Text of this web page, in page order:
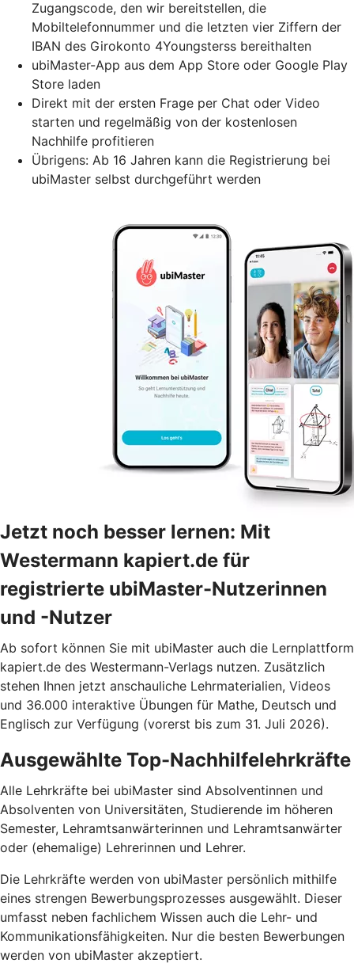
Zugangscode, den wir bereitstellen, die
Mobiltelefonnummer und die letzten vier Ziffern der
IBAN des Girokonto 4Youngsterss bereithalten
ubiMaster-App aus dem App Store oder Google Play
Store laden
Direkt mit der ersten Frage per Chat oder Video
starten und regelmäßig von der kostenlosen
Nachhilfe profitieren
Übrigens: Ab 16 Jahren kann die Registrierung bei
ubiMaster selbst durchgeführt werden
Jetzt noch besser lernen: Mit
Westermann kapiert.de für
registrierte ubiMaster-Nutzerinnen
und -Nutzer
Ab sofort können Sie mit ubiMaster auch die Lernplattform
kapiert.de des Westermann-Verlags nutzen. Zusätzlich
stehen Ihnen jetzt anschauliche Lehrmaterialien, Videos
und 36.000 interaktive Übungen für Mathe, Deutsch und
Englisch zur Verfügung (vorerst bis zum 31. Juli 2026).
Ausgewählte Top-Nachhilfelehrkräfte
Alle Lehrkräfte bei ubiMaster sind Absolventinnen und
Absolventen von Universitäten, Studierende im höheren
Semester, Lehramtsanwärterinnen und Lehramtsanwärter
oder (ehemalige) Lehrerinnen und Lehrer.
Die Lehrkräfte werden von ubiMaster persönlich mithilfe
eines strengen Bewerbungsprozesses ausgewählt. Dieser
umfasst neben fachlichem Wissen auch die Lehr- und
Kommunikationsfähigkeiten. Nur die besten Bewerbungen
werden von ubiMaster akzeptiert.